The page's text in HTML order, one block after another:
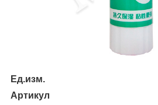
Ед.изм.
Артикул